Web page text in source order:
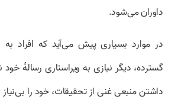
داوران می‌شود.
در موارد بسیاری پیش می‌آید که افراد
گسترده، دیگر نیازی به ویراستاری رسالهٔ خود
داشتن منبعی غنی از تحقیقات، خود را بی‌نیاز